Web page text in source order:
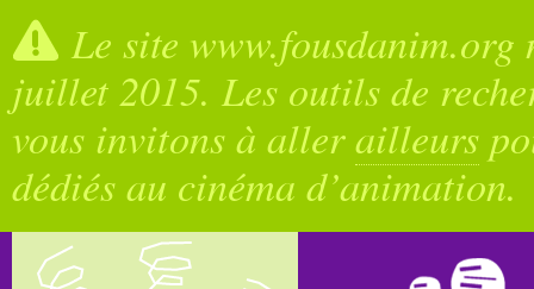
Le site
juillet 2015. Les outils de
vous invitons à allerailleurs
dédiés au cinéma d’animation.